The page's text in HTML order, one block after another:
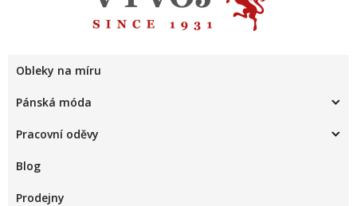
Obleky na míru
Pánská móda
Pracovní oděvy
Blog
Prodejny